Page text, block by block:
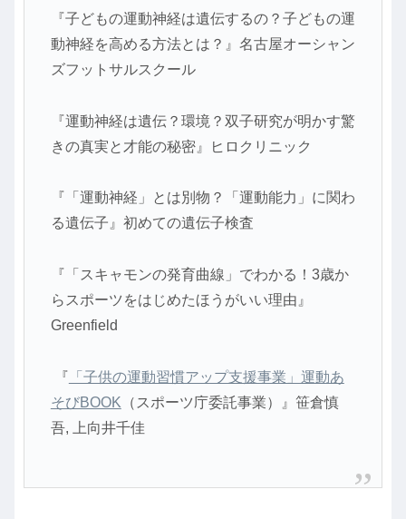
『子どもの運動神経は遺伝するの？子どもの運
動神経を高める方法とは？』名古屋オーシャン
ズフットサルスクール
『運動神経は遺伝？環境？双子研究が明かす驚
きの真実と才能の秘密』ヒロクリニック
『「運動神経」とは別物？「運動能力」に関わ
る遺伝子』初めての遺伝子検査
『「スキャモンの発育曲線」でわかる！3歳か
らスポーツをはじめたほうがいい理由』
Greenfield
『 「子供の運動習慣アップ支援事業」運動あ
そびBOOK （スポーツ庁委託事業）』笹倉慎
吾, 上向井千佳